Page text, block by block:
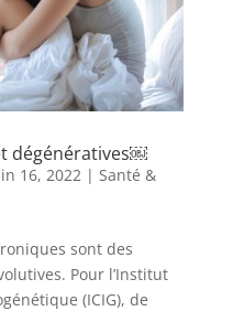
dégénératives￼
16, 2022| Santé &
sont des
Pour l’Institut
(ICIG), de